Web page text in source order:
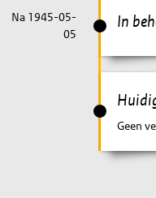
In
Na 1945-05-
05
Geen